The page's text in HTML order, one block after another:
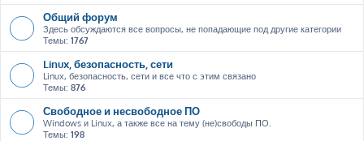
Общий форум
Здесь обсуждаются все вопросы, не попадающие под другие категории
Темы: 1767
Linux, безопасность, сети
Linux, безопасность, сети и все что с этим связано
Темы: 876
Свободное и несвободное ПО
Windows и Linux, а также все на тему (не)свободы ПО.
Темы: 198